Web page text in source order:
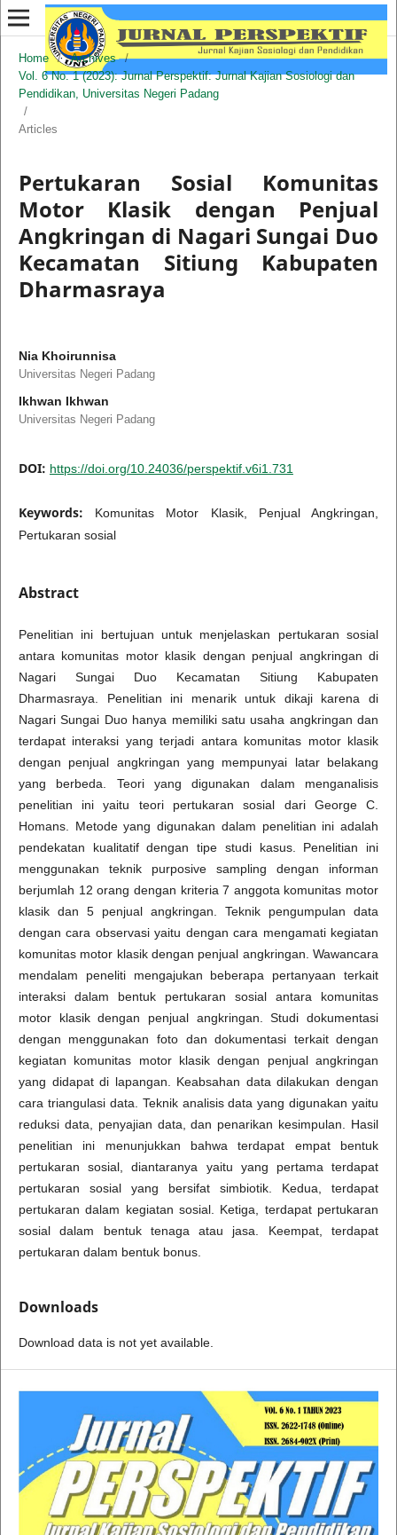
Home / Archives
/
Vol. 6 No. 1 (2023): Jurnal Perspektif: Jurnal Kajian Sosiologi dan
Pendidikan, Universitas Negeri Padang
/
Articles
Pertukaran Sosial Komunitas
Motor Klasik dengan Penjual
Angkringan di Nagari Sungai Duo
Kecamatan Sitiung Kabupaten
Dharmasraya
Nia Khoirunnisa
Universitas Negeri Padang
Ikhwan Ikhwan
Universitas Negeri Padang
DOI: https://doi.org/10.24036/perspektif.v6i1.731
Keywords:
Komunitas Motor Klasik, Penjual Angkringan,
Pertukaran sosial
Abstract
Penelitian ini bertujuan untuk menjelaskan pertukaran sosial
antara komunitas motor klasik dengan penjual angkringan di
Nagari Sungai Duo Kecamatan Sitiung Kabupaten
Dharmasraya. Penelitian ini menarik untuk dikaji karena di
Nagari Sungai Duo hanya memiliki satu usaha angkringan dan
terdapat interaksi yang terjadi antara komunitas motor klasik
dengan penjual angkringan yang mempunyai latar belakang
yang berbeda. Teori yang digunakan dalam menganalisis
penelitian ini yaitu teori pertukaran sosial dari George C.
Homans. Metode yang digunakan dalam penelitian ini adalah
pendekatan kualitatif dengan tipe studi kasus. Penelitian ini
menggunakan teknik purposive sampling dengan informan
berjumlah 12 orang dengan kriteria 7 anggota komunitas motor
klasik dan 5 penjual angkringan. Teknik pengumpulan data
dengan cara observasi yaitu dengan cara mengamati kegiatan
komunitas motor klasik dengan penjual angkringan. Wawancara
mendalam peneliti mengajukan beberapa pertanyaan terkait
interaksi dalam bentuk pertukaran sosial antara komunitas
motor klasik dengan penjual angkringan. Studi dokumentasi
dengan menggunakan foto dan dokumentasi terkait dengan
kegiatan komunitas motor klasik dengan penjual angkringan
yang didapat di lapangan. Keabsahan data dilakukan dengan
cara triangulasi data. Teknik analisis data yang digunakan yaitu
reduksi data, penyajian data, dan penarikan kesimpulan. Hasil
penelitian ini menunjukkan bahwa terdapat empat bentuk
pertukaran sosial, diantaranya yaitu yang pertama terdapat
pertukaran sosial yang bersifat simbiotik. Kedua, terdapat
pertukaran dalam kegiatan sosial. Ketiga, terdapat pertukaran
sosial dalam bentuk tenaga atau jasa. Keempat, terdapat
pertukaran dalam bentuk bonus.
Downloads
Download data is not yet available.